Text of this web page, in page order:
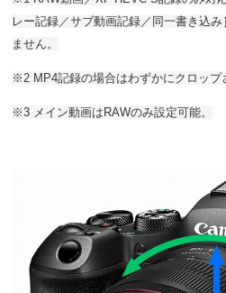
レー記録／サブ動画記録／同一書き込
ません。
※2 MP4記録の場合はわずかにクロップ
※3 メイン動画はRAWのみ設定可能。